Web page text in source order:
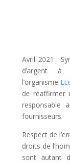
Avril 2021 :
d’argent à
l’organisme
de réaffirmer
responsable
fournisseurs.
Respect de
droits de
sont autant